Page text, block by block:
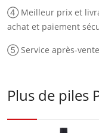
④ Meilleur prix et
achat et paiement
⑤ Service après-
Plus de piles